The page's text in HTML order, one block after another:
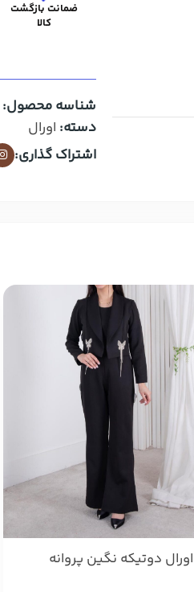
ضمانت بازگشت
کالا
شناسه محصول:
دسته: اورال
اشتراک گذاری:
اورال دوتیکه نگین پروانه